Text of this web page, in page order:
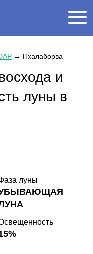
→ Пхалаборва
и
луны в
луны